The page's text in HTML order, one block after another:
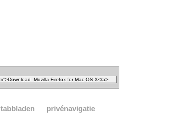
tabbladen privénavigatie